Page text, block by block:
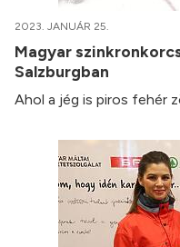
2023. JANUÁR 25.
Magyar
Salzburgban
Ahol a jég is piros fehér